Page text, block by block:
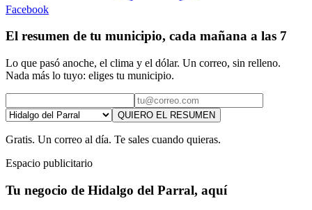
Facebook
El resumen de tu municipio, cada mañana a las 7
Lo que pasó anoche, el clima y el dólar. Un correo, sin relleno.
Nada más lo tuyo: eliges tu municipio.
QUIERO EL RESUMEN
Gratis. Un correo al día. Te sales cuando quieras.
Espacio publicitario
Tu negocio de Hidalgo del Parral, aquí